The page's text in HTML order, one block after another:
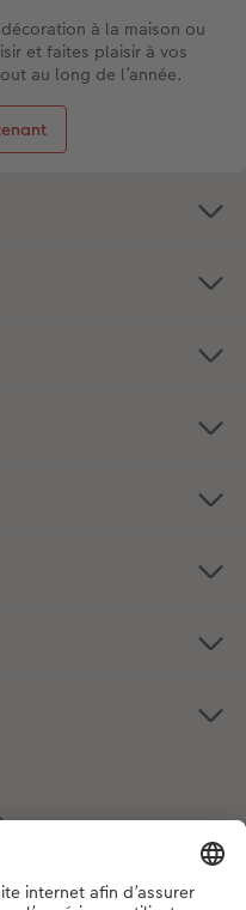
à la maison ou
et faites plaisir à vos
au long de l’année.